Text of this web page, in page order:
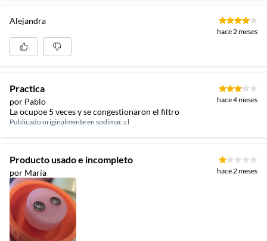
Alejandra
hace 2 meses
Practica
por Pablo hace 4 meses
La ocupoe 5 veces y se congestionaron el filtro
Publicado originalmente en sodimac.cl
Producto usado e incompleto
por María hace 2 meses